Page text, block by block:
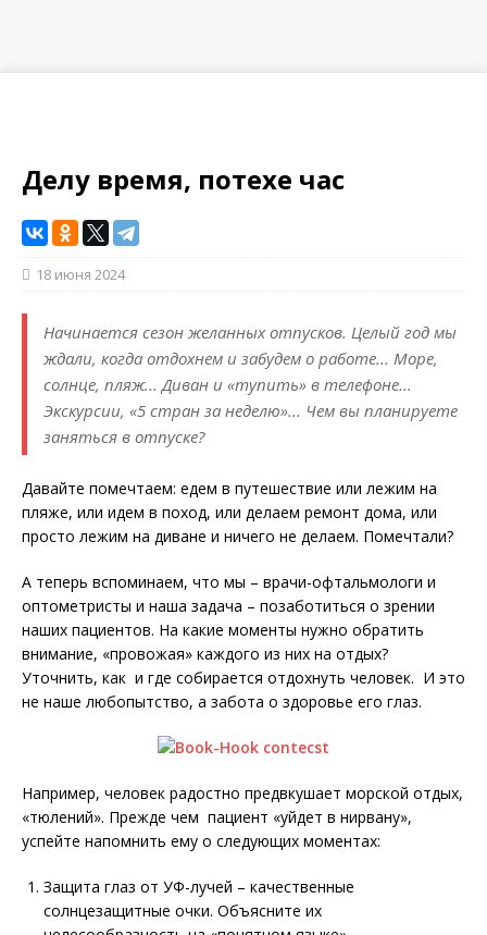
Делу время, потехе час
18 июня 2024
Начинается сезон желанных отпусков. Целый год мы
ждали, когда отдохнем и забудем о работе... Море,
солнце, пляж... Диван и «тупить» в телефоне...
Экскурсии, «5 стран за неделю»... Чем вы планируете
заняться в отпуске?
Давайте помечтаем: едем в путешествие или лежим на
пляже, или идем в поход, или делаем ремонт дома, или
просто лежим на диване и ничего не делаем. Помечтали?
А теперь вспоминаем, что мы – врачи-офтальмологи и
оптометристы и наша задача – позаботиться о зрении
наших пациентов. На какие моменты нужно обратить
внимание, «провожая» каждого из них на отдых?
Уточнить, как и где собирается отдохнуть человек. И это
не наше любопытство, а забота о здоровье его глаз.
Например, человек радостно предвкушает морской отдых,
«тюлений». Прежде чем пациент «уйдет в нир­вану»,
успейте напомнить ему о следующих моментах:
Защита глаз от УФ-лучей – качественные
солнцезащитные очки. Объясните их